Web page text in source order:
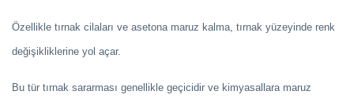
Özellikle tırnak cilaları ve asetona maruz kalma, tırnak yüzeyinde renk
değişikliklerine yol açar.
Bu tür tırnak sararması genellikle geçicidir ve kimyasallara maruz